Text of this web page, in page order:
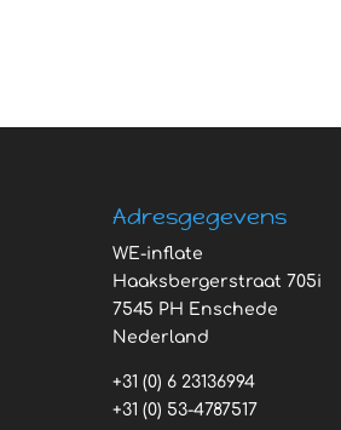
Adresgegevens
WE-inflate
Haaksbergerstraat 705i
7545 PH Enschede
Nederland
+31 (0) 6 23136994
+31 (0) 53-4787517